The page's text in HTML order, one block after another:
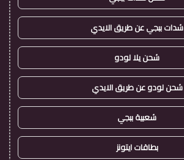
شدات ببجي عن طريق الايدي
شحن يلا لودو
شحن لودو عن طريق الايدي
شعبية ببجي
بطاقات ايتونز